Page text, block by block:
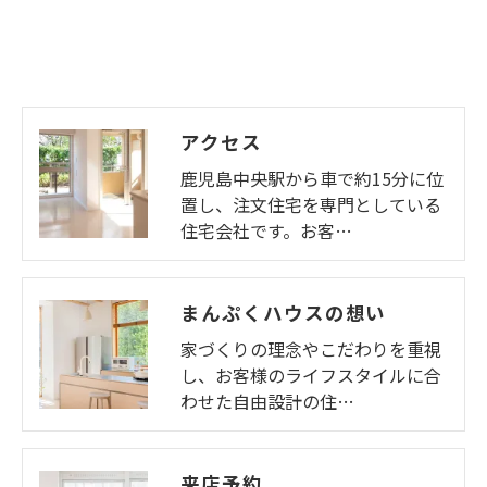
アクセス
鹿児島中央駅から車で約15分に位
置し、注文住宅を専門としている
住宅会社です。お客…
まんぷくハウスの想い
家づくりの理念やこだわりを重視
し、お客様のライフスタイルに合
わせた自由設計の住…